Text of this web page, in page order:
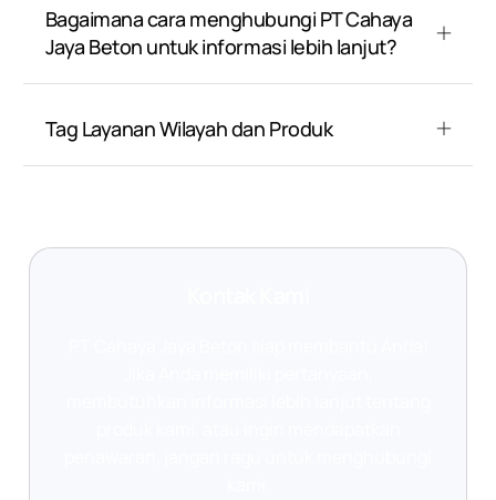
Bagaimana cara menghubungi PT Cahaya
Jaya Beton untuk informasi lebih lanjut?
Tag Layanan Wilayah dan Produk